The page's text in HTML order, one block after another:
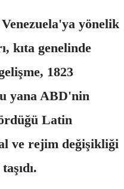
yönelik
kıta genelinde
1823
yana ABD'nin
Latin
ve rejim değişikliği